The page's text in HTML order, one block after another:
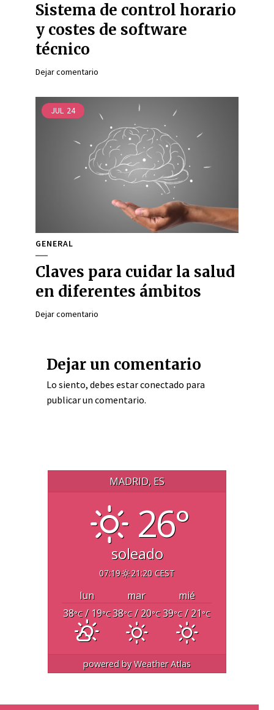
Sistema de control horario
y costes de software
técnico
Dejar comentario
JUL 24
GENERAL
Claves para cuidar la salud
en diferentes ámbitos
Dejar comentario
Dejar un comentario
Lo siento, debes estarconectado para
publicar un comentario.
MADRID, ES
26°
soleado
07:19 21:20 CEST
lun mar
mié
38°C/ 19°C38°C/ 20°C 39°C/ 21°C
powered byWeather Atlas